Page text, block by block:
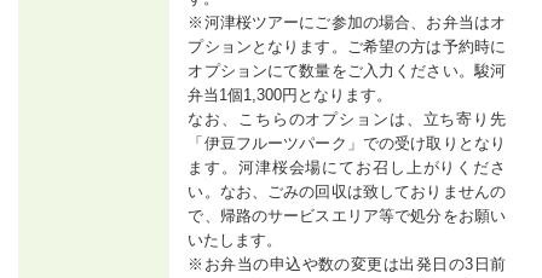
※河津桜ツアーにご参加の場合、お弁当はオ
プションとなります。ご希望の方は予約時に
オプションにて数量をご入力ください。駿河
弁当1個1,300円となります。
なお、こちらのオプションは、立ち寄り先
「伊豆フルーツパーク」での受け取りとなり
ます。河津桜会場にてお召し上がりくださ
い。なお、ごみの回収は致しておりませんの
で、帰路のサービスエリア等で処分をお願い
いたします。
※お弁当の申込や数の変更は出発日の3日前